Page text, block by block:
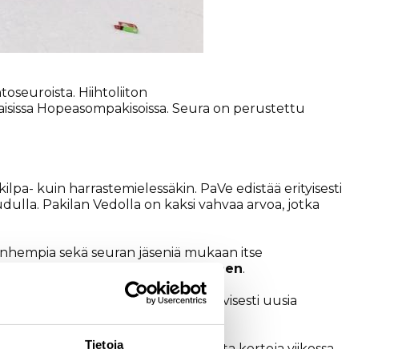
Tietoja
Hiihtoliiton
Hopeasompakisoissa. Seura on perustettu
kuin harrastemielessäkin. PaVe edistää erityisesti
Pakilan Vedolla on kaksi vahvaa arvoa, jotka
sekä seuran jäseniä mukaan itse
Susanna Nousiainen.
Lisäksi seurassa kokeillaan aktiivisesti uusia